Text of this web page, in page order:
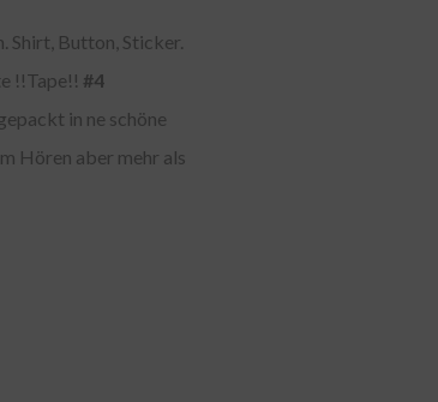
Shirt, Button, Sticker.
!!Tape!! #4
in ne schöne
Hören aber mehr als